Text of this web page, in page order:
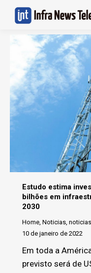
Estudo estima
bilhões em
2030
Home Noticias
10 de janeiro de 2022
Em toda a
previsto será de